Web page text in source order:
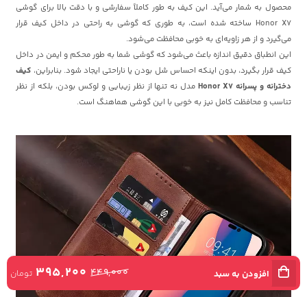
افزودن به سبد 449,000
395,200 تومان
محصول به شمار می‌آید. این کیف به طور کاملاً سفارشی و با دقت بالا برای گوشی
Honor X7 ساخته شده است، به طوری که گوشی به راحتی در داخل کیف قرار
می‌گیرد و از هر زاویه‌ای به خوبی محافظت می‌شود.
این انطباق دقیق اندازه باعث می‌شود که گوشی شما به طور محکم و ایمن در داخل
کیف قرار بگیرد، بدون اینکه احساس شل بودن یا ناراحتی ایجاد شود. بنابراین، کیف
دخترانه و پسرانه Honor X7
مدل نه تنها از نظر زیبایی و لوکس بودن، بلکه از نظر
تناسب و محافظت کامل نیز به خوبی با این گوشی هماهنگ است.